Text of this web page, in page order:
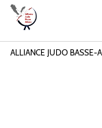
ALLIANCE JUDO BASSE-